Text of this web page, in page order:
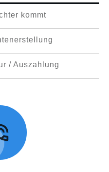
kommt
/ Auszahlung